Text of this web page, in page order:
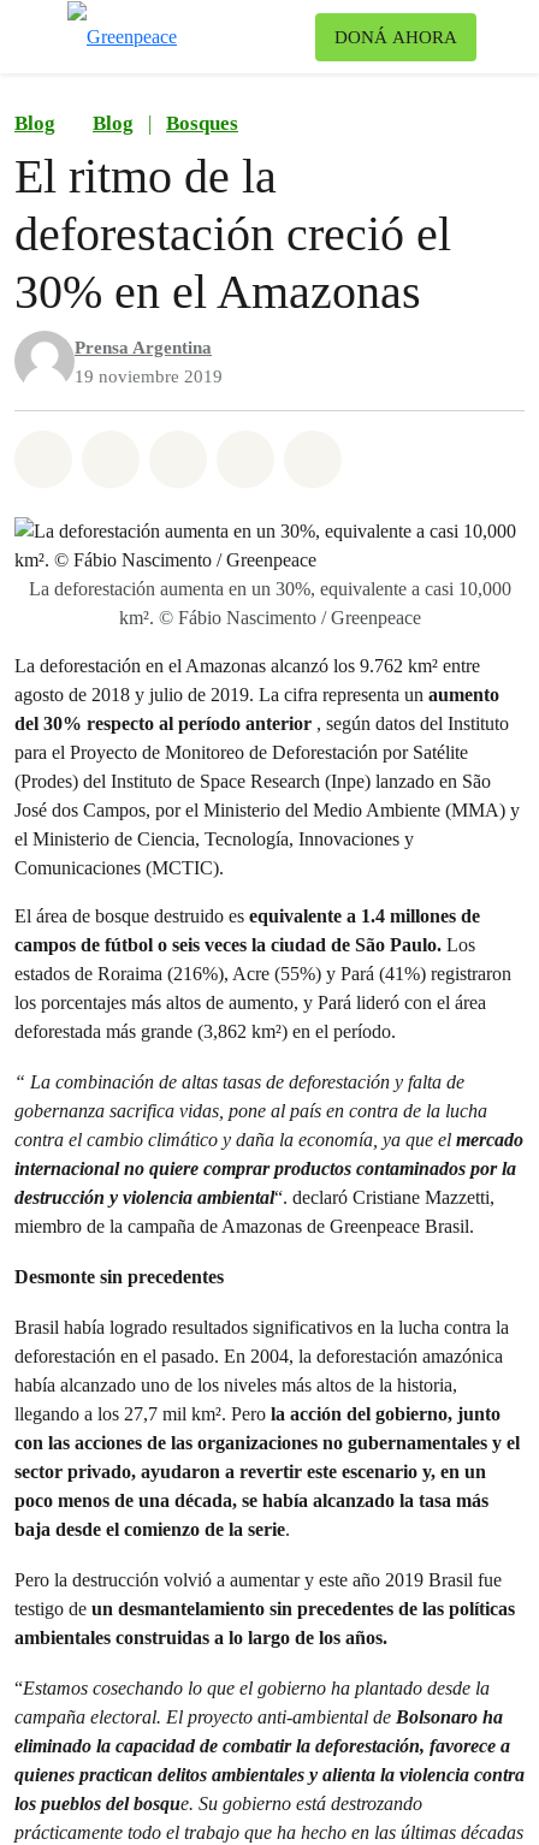
DONÁ AHORA
Blog Blog | Bosques
El ritmo de la
deforestación creció el
30% en el Amazonas
Prensa Argentina
19 noviembre 2019
La deforestación aumenta en un 30%, equivalente a casi 10,000
km². © Fábio Nascimento / Greenpeace
La deforestación en el Amazonas alcanzó los 9.762 km² entre
agosto de 2018 y julio de 2019. La cifra representa un aumento
del 30% respecto al período anterior , según datos del Instituto
para el Proyecto de Monitoreo de Deforestación por Satélite
(Prodes) del Instituto de Space Research (Inpe) lanzado en São
José dos Campos, por el Ministerio del Medio Ambiente (MMA) y
el Ministerio de Ciencia, Tecnología, Innovaciones y
Comunicaciones (MCTIC).
El área de bosque destruido es equivalente a 1.4 millones de
campos de fútbol o seis veces la ciudad de São Paulo. Los
estados de Roraima (216%), Acre (55%) y Pará (41%) registraron
los porcentajes más altos de aumento, y Pará lideró con el área
deforestada más grande (3,862 km²) en el período.
“ La combinación de altas tasas de deforestación y falta de
gobernanza sacrifica vidas, pone al país en contra de la lucha
contra el cambio climático y daña la economía, ya que el mercado
internacional no quiere comprar productos contaminados por la
destrucción y violencia ambiental“. declaró Cristiane Mazzetti,
miembro de la campaña de Amazonas de Greenpeace Brasil.
Desmonte sin precedentes
Brasil había logrado resultados significativos en la lucha contra la
deforestación en el pasado. En 2004, la deforestación amazónica
había alcanzado uno de los niveles más altos de la historia,
llegando a los 27,7 mil km². Pero la acción del gobierno, junto
con las acciones de las organizaciones no gubernamentales y el
sector privado, ayudaron a revertir este escenario y, en un
poco menos de una década, se había alcanzado la tasa más
baja desde el comienzo de la serie.
Pero la destrucción volvió a aumentar y este año 2019 Brasil fue
testigo de un desmantelamiento sin precedentes de las políticas
ambientales construidas a lo largo de los años.
“Estamos cosechando lo que el gobierno ha plantado desde la
campaña electoral. El proyecto anti-ambiental de Bolsonaro ha
eliminado la capacidad de combatir la deforestación, favorece a
quienes practican delitos ambientales y alienta la violencia contra
los pueblos del bosque. Su gobierno está destrozando
prácticamente todo el trabajo que ha hecho en las últimas décadas